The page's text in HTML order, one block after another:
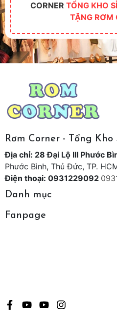
CORNER TỔNG KHO
TẶNG RƠM
Rơm Corner - Tổng Kho
Địa chỉ: 28 Đại Lộ III Phước
Phước Bình, Thủ Đức, TP.
Điện thoại: 0931229092
Danh mục
Fanpage